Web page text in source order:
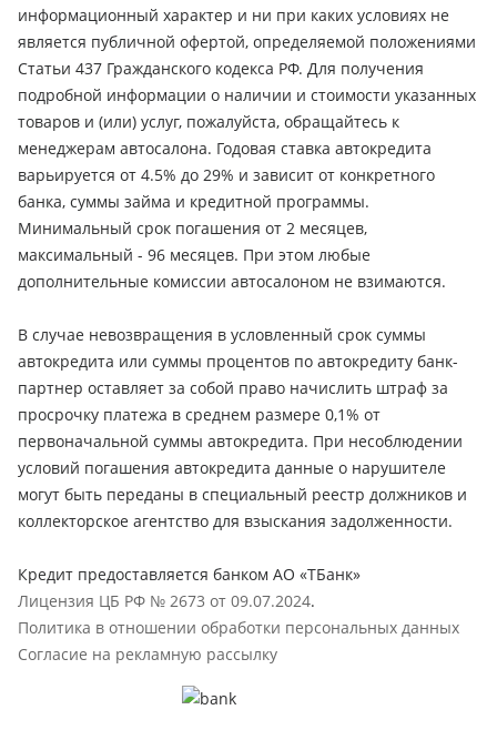
информационный характер и ни при каких условиях не
является публичной офертой, определяемой положениями
Статьи 437 Гражданского кодекса РФ. Для получения
подробной информации о наличии и стоимости указанных
товаров и (или) услуг, пожалуйста, обращайтесь к
менеджерам автосалона. Годовая ставка автокредита
варьируется от 4.5% до 29% и зависит от конкретного
банка, суммы займа и кредитной программы.
Минимальный срок погашения от 2 месяцев,
максимальный - 96 месяцев. При этом любые
дополнительные комиссии автосалоном не взимаются.
В случае невозвращения в условленный срок суммы
автокредита или суммы процентов по автокредиту банк-
партнер оставляет за собой право начислить штраф за
просрочку платежа в среднем размере 0,1% от
первоначальной суммы автокредита. При несоблюдении
условий погашения автокредита данные о нарушителе
могут быть переданы в специальный реестр должников и
коллекторское агентство для взыскания задолженности.
Кредит предоставляется банком АО «ТБанк»
Лицензия ЦБ РФ № 2673 от 09.07.2024.
Политика в отношении обработки персональных данных
Согласие на рекламную рассылку